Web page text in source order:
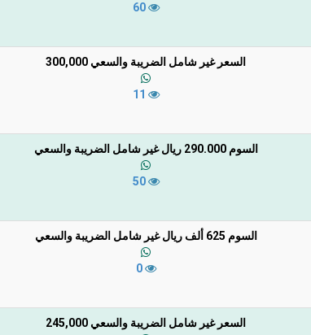
60
السعر غير شامل الضريبة والسعي 300,000
السوم 290.000 ريال غير شامل الضريبة والسعي
50
السوم 625 ألف ريال غير شامل الضريبة والسعي
0
السعر غير شامل الضريبة والسعي 245,000